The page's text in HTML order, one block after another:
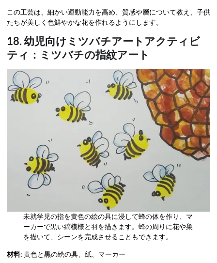
この工芸は、細かい運動能力を高め、質感や層について教え、子供
たちが美しく色鮮やかな花を作れるようにします。
18. 幼児向けミツバチアートアクティビ
ティ：ミツバチの指紋アート
未就学児の指を黄色の絵の具に浸して蜂の体を作り、マ
ーカーで黒い縞模様と羽を描きます。蜂の周りに花や巣
を描いて、シーンを完成させることもできます。
材料: 黄色と黒の絵の具、紙、マーカー